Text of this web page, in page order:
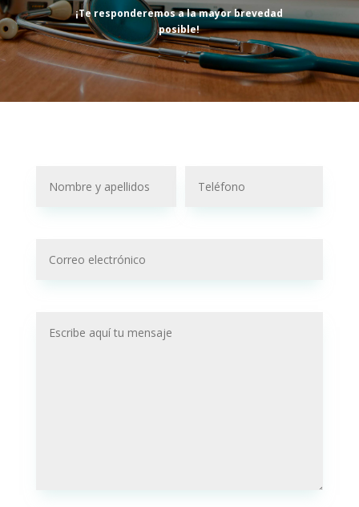
¡Te responderemos a la mayor brevedad
posible!